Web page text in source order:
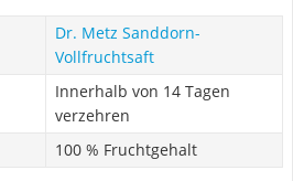
Dr. Metz Sanddorn-
Vollfruchtsaft
Innerhalb von 14 Tagen
verzehren
100 % Fruchtgehalt